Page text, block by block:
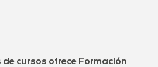
cursos ofrece Formación